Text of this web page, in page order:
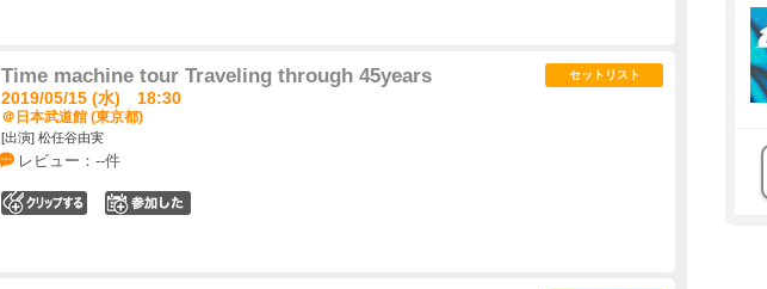
Time machine tour Traveling through 45years
2019/05/15 (水) 18:30
＠日本武道館 (東京都)
[出演] 松任谷由実
レビュー：--件
セットリスト